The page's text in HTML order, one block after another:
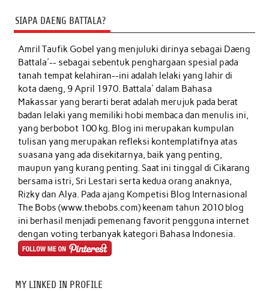
SIAPA DAENG BATTALA?
Amril Taufik Gobelyang menjuluki dirinya sebagai Daeng
Battala'-- sebagai sebentuk penghargaan spesial pada
tanah tempat kelahiran--ini adalah lelaki yang lahir di
kota daeng, 9 April 1970. Battala' dalam Bahasa
Makassar yang berarti berat adalah merujuk pada berat
badan lelaki yang memiliki hobi membaca dan menulis ini,
yang berbobot 100 kg. Blog ini merupakan kumpulan
tulisan yang merupakan refleksi kontemplatifnya atas
suasana yang ada disekitarnya, baik yang penting,
maupun yang kurang penting. Saat ini tinggal di Cikarang
bersama istri, Sri Lestari serta kedua orang anaknya,
Rizky dan Alya. Pada ajang Kompetisi Blog Internasional
The Bobs (www.thebobs.com) keenam tahun 2010 blog
ini berhasil menjadi pemenang favorit pengguna internet
dengan voting terbanyak kategori Bahasa Indonesia.
MY LINKED IN PROFILE